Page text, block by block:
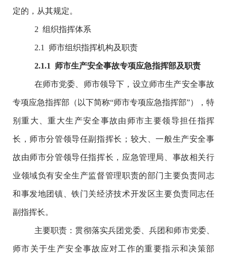
定的，从其规定。
2 组织指挥体系
2.1 师市组织指挥机构及职责
2.1.1 师市生产安全事故专项应急指挥部及职责
在师市党委、师市领导下，设立师市生产安全事故
专项应急指挥部（ 以下简称“师市专项应急指挥部”），特
别重大、重大生产安全事故由师市主要领导担任指挥
长，师市分管领导任副指挥长；较大、一般生产安全事
故由师市分管领导任指挥长，应急管理局、事故相关行
业领域负有安全生产监督管理职责的部门主要负责同志
和事发地团镇、铁门关经济技术开发区主要负责同志任
副指挥长。
主要职责：贯彻落实兵团党委、兵团和师市党委、
师市关于生产安全事故应对工作的重要指示和决策部